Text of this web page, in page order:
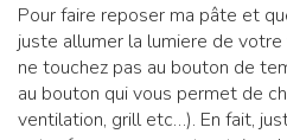
Pour faire reposer ma pâte et
juste allumer la lumiere de votre
ne touchez pas au bouton de
au bouton qui vous permet de
ventilation, grill etc…). En fait,